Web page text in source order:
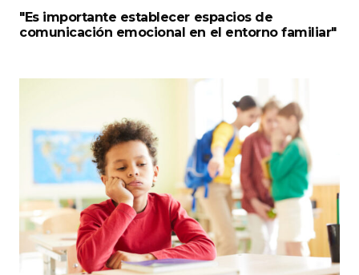
"Es importante establecer espacios de
comunicación emocional en el entorno familiar"